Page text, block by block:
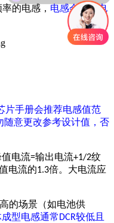
的电感， 电感会变成电
片手册会推荐电感值范
随意更改参考设计值，否
值电流=输出电流+1/2纹
电流的1.3倍。大电流应
的场景（如电池供
型电感通常 DCR较低且